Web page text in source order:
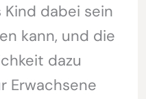
dabei sein
kann, und die
dazu
Erwachsene